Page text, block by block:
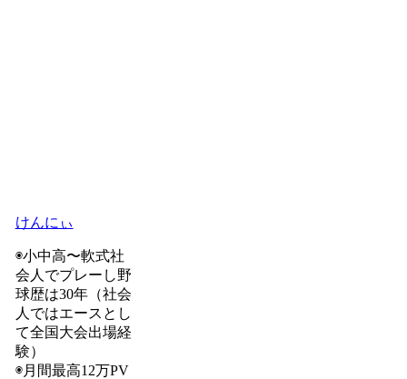
けんにぃ
◉小中高〜軟式社
会人でプレーし野
球歴は30年（社会
人ではエースとし
て全国大会出場経
験）
◉月間最高12万PV